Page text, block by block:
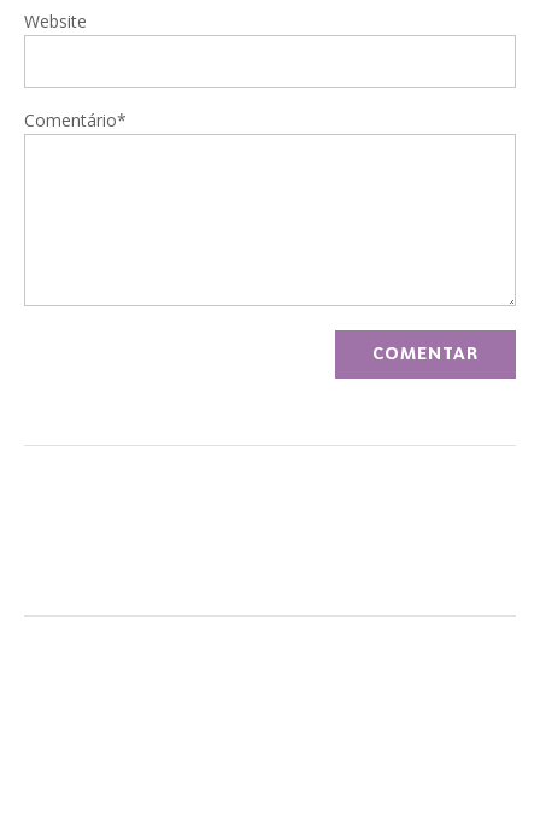
Website
Comentário*